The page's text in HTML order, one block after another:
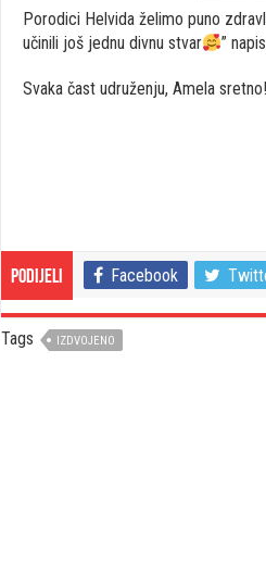
Porodici Helvida želimo puno
učinili još jednu divnu stvar
”
Svaka čast udruženju, Amela sretno!
Podijeli Facebook
Tags IZDVOJENO